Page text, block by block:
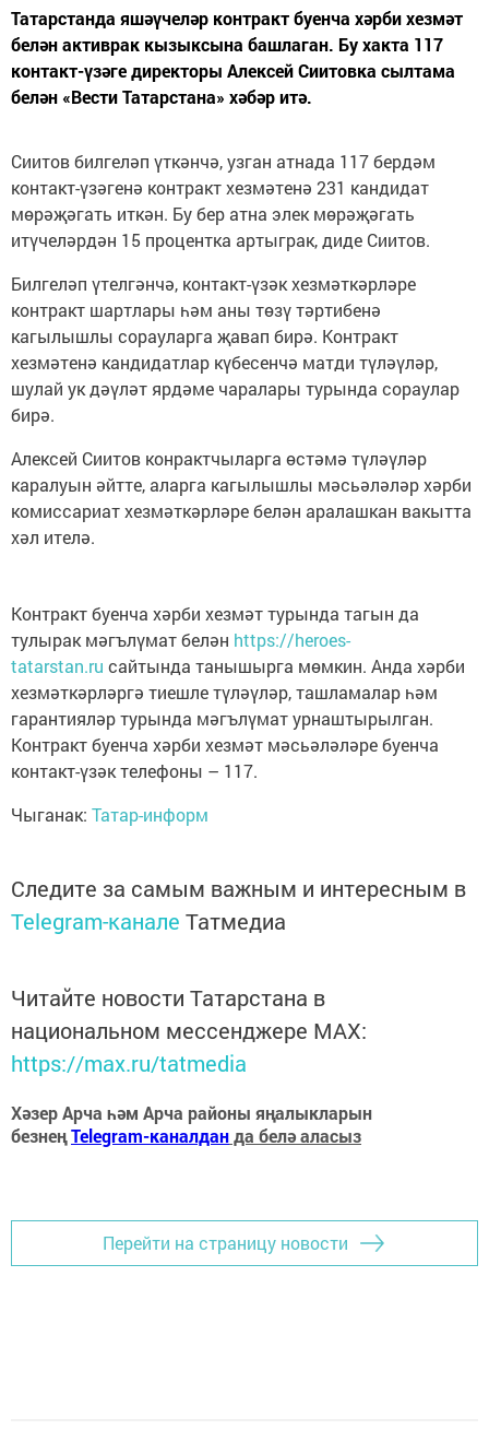
Татарстанда яшәүчеләр контракт буенча хәрби хезмәт
белән активрак кызыксына башлаган. Бу хакта 117
контакт-үзәге директоры Алексей Сиитовка сылтама
белән «Вести Татарстана» хәбәр итә.
Сиитов билгеләп үткәнчә, узган атнада 117 бердәм
контакт-үзәгенә контракт хезмәтенә 231 кандидат
мөрәҗәгать иткән. Бу бер атна элек мөрәҗәгать
итүчеләрдән 15 процентка артыграк, диде Сиитов.
Билгеләп үтелгәнчә, контакт-үзәк хезмәткәрләре
контракт шартлары һәм аны төзү тәртибенә
кагылышлы сорауларга җавап бирә. Контракт
хезмәтенә кандидатлар күбесенчә матди түләүләр,
шулай ук дәүләт ярдәме чаралары турында сораулар
бирә.
Алексей Сиитов конрактчыларга өстәмә түләүләр
каралуын әйтте, аларга кагылышлы мәсьәләләр хәрби
комиссариат хезмәткәрләре белән аралашкан вакытта
хәл ителә.
Контракт буенча хәрби хезмәт турында тагын да
тулырак мәгълүмат белән https://heroes-
tatarstan.ru сайтында танышырга мөмкин. Анда хәрби
хезмәткәрләргә тиешле түләүләр, ташламалар һәм
гарантияләр турында мәгълүмат урнаштырылган.
Контракт буенча хәрби хезмәт мәсьәләләре буенча
контакт-үзәк телефоны – 117.
Чыганак: Татар-информ
Следите за самым важным и интересным в
Telegram-канале Татмедиа
Читайте новости Татарстана в
национальном мессенджере MАХ:
https://max.ru/tatmedia
Хәзер Арча һәм Арча районы яңалыкларын
безнеңTelegram-каналданда белә аласыз
Перейти на страницу новости